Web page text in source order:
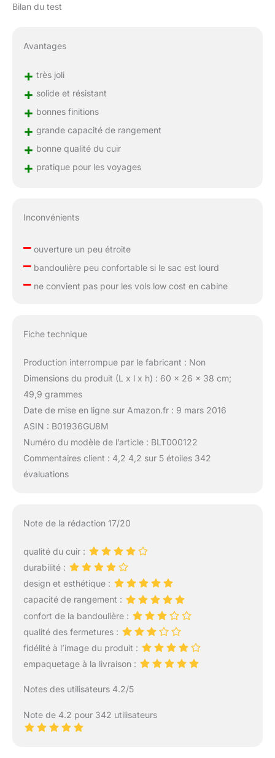
Bilan du test
Avantages
+ très joli
+ solide et résistant
+ bonnes finitions
+ grande capacité de rangement
+ bonne qualité du cuir
+ pratique pour les voyages
Inconvénients
–ouverture un peu étroite
–bandoulière peu confortable si le sac est lourd
–ne convient pas pour les vols low cost en cabine
Fiche technique
Production interrompue par le fabricant : Non
Dimensions du produit (L x l x h) : 60 x 26 x 38 cm;
49,9 grammes
Date de mise en ligne sur Amazon.fr : 9 mars 2016
ASIN : B01936GU8M
Numéro du modèle de l’article : BLT000122
Commentaires client : 4,2 4,2 sur 5 étoiles 342
évaluations
Note de la rédaction 17/20
qualité du cuir :
durabilité :
design et esthétique :
capacité de rangement :
confort de la bandoulière :
qualité des fermetures :
fidélité à l’image du produit :
empaquetage à la livraison :
Notes des utilisateurs 4.2/5
Note de 4.2 pour 342 utilisateurs